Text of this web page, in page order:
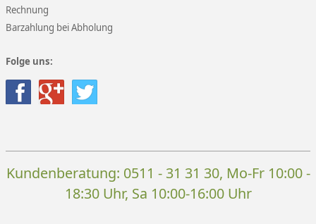
Rechnung
Barzahlung bei Abholung
Folge uns:
Kundenberatung: 0511 - 31 31 30, Mo-Fr 10:00 -
18:30 Uhr, Sa 10:00-16:00 Uhr